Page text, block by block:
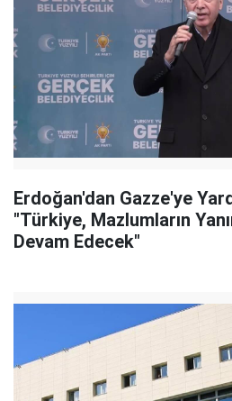
Erdoğan'dan Gazze'ye
"Türkiye, Mazlumların
Devam Edecek"